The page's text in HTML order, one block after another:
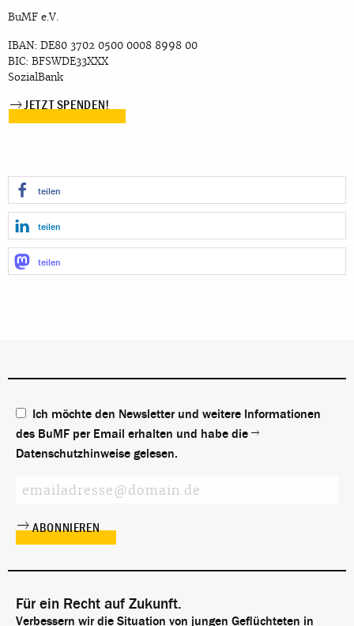
BuMF e.V.
IBAN: DE80 3702 0500 0008 8998 00
BIC: BFSWDE33XXX
SozialBank
JETZT SPENDEN!
teilen
teilen
teilen
Ich möchte den Newsletter und weitere Informationen
des BuMF per Email erhalten und habe die
Datenschutzhinweise gelesen.
Für ein Recht auf Zukunft.
Verbessern wir die Situation von jungen Geflüchteten in